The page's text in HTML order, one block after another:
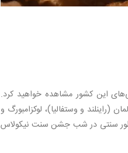
این کشور مشاهده خواهید کرد.
و وستفالیا)، لوکزامبورگ و
طور سنتی در شب جشن سنت نیکولاس